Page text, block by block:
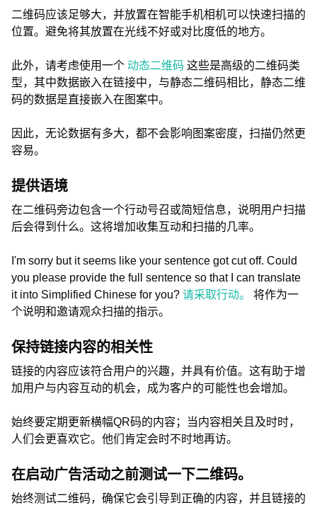
二维码应该足够大，并放置在智能手机相机可以快速扫描的
位置。避免将其放置在光线不好或对比度低的地方。
此外，请考虑使用一个 动态二维码 这些是高级的二维码类
型，其中数据嵌入在链接中，与静态二维码相比，静态二维
码的数据是直接嵌入在图案中。
因此，无论数据有多大，都不会影响图案密度，扫描仍然更
容易。
提供语境
在二维码旁边包含一个行动号召或简短信息，说明用户扫描
后会得到什么。这将增加收集互动和扫描的几率。
I'm sorry but it seems like your sentence got cut off. Could
you please provide the full sentence so that I can translate
it into Simplified Chinese for you? 请采取行动。
将作为一
个说明和邀请观众扫描的指示。
保持链接内容的相关性
链接的内容应该符合用户的兴趣，并具有价值。这有助于增
加用户与内容互动的机会，成为客户的可能性也会增加。
始终要定期更新横幅QR码的内容；当内容相关且及时时，
人们会更喜欢它。他们肯定会时不时地再访。
在启动广告活动之前测试一下二维码。
始终测试二维码，确保它会引导到正确的内容，并且链接的